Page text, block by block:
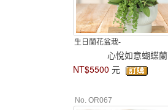
生日蘭花盆栽-
心悅如意蝴蝶蘭
NT$5500 元
No. OR067